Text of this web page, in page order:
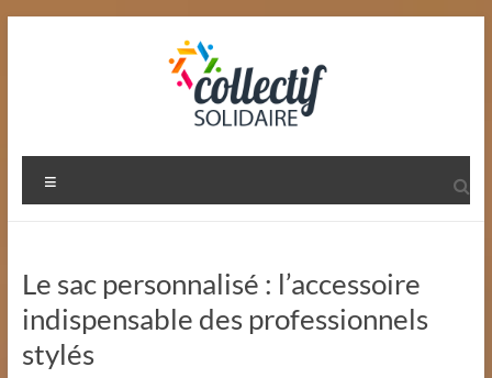
Collectif
Solidaire
Le
Site
Le sac personnalisé : l’accessoire
indispensable des professionnels
stylés